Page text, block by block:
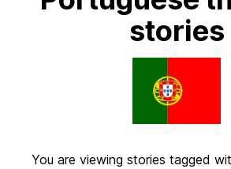
stories
You are viewing stories tagged